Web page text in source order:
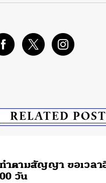
RELATED
ำตามสัญญา ขอเวลา
วัน